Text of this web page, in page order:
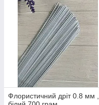
Флористичний дріт 0.8 мм ,